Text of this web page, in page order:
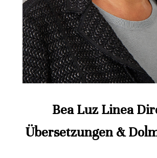
Bea Luz Linea
Übersetzungen &